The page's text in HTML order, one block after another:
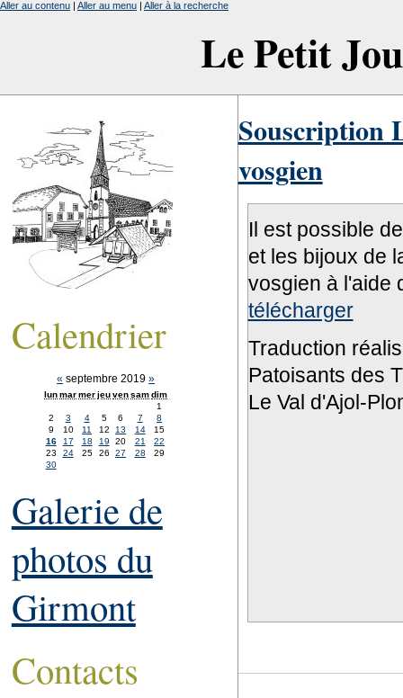
Le Petit
Aller au contenu | Aller au menu | Aller à la recherche
Souscription
vosgien
Il est possible
et les bijoux de
vosgien à l'aide
télécharger
Traduction
Patoisants des
Le Val d'Ajol-
Calendrier
« septembre 2019»
lunmarmerjeuvensamdim
1
2
3 4 5 6 7
8
9
10 11 12 13 14
15
16
17 18 19 20 21
22
23
24 25 26 27 28
29
30
Galerie de
photos du
Girmont
Contacts